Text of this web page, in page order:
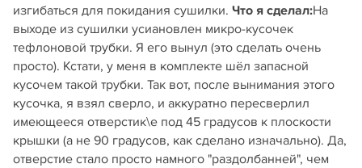
изгибаться для покидания сушилки. Что я сделал:На
выходе из сушилки усиановлен микро-кусочек
тефлоновой трубки. Я его вынул (это сделать очень
просто). Кстати, у меня в комплекте шёл запасной
кусочем такой трубки. Так вот, после вынимания этого
кусочка, я взял сверло, и аккуратно пересверлил
имеющееся отверстик\е под 45 градусов к плоскости
крышки (а не 90 градусов, как сделано изначально). Да,
отверстие стало просто намного "раздолбанней", чем